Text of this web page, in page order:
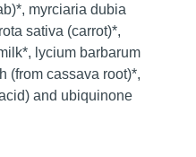
myrciaria dubia
sativa (carrot)*,
lycium barbarum
(from cassava root)*,
and ubiquinone